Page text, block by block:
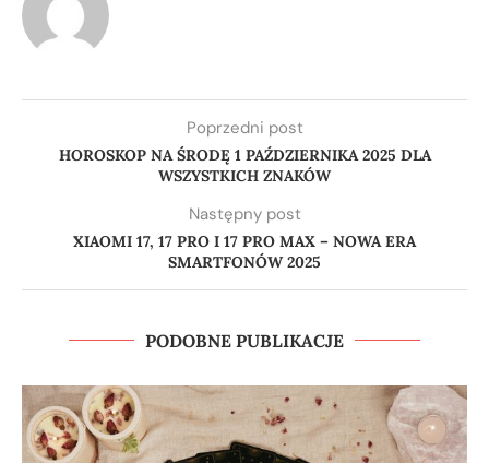
Poprzedni post
HOROSKOP NA ŚRODĘ 1 PAŹDZIERNIKA 2025 DLA
WSZYSTKICH ZNAKÓW
Następny post
XIAOMI 17, 17 PRO I 17 PRO MAX – NOWA ERA
SMARTFONÓW 2025
PODOBNE PUBLIKACJE